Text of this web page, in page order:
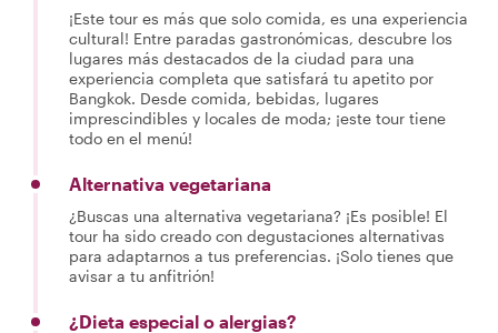
¡Este tour es más que solo comida, es una experiencia
cultural! Entre paradas gastronómicas, descubre los
lugares más destacados de la ciudad para una
experiencia completa que satisfará tu apetito por
Bangkok. Desde comida, bebidas, lugares
imprescindibles y locales de moda; ¡este tour tiene
todo en el menú!
Alternativa vegetariana
¿Buscas una alternativa vegetariana? ¡Es posible! El
tour ha sido creado con degustaciones alternativas
para adaptarnos a tus preferencias. ¡Solo tienes que
avisar a tu anfitrión!
¿Dieta especial o alergias?